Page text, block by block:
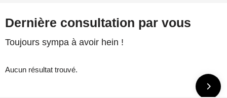
Dernière consultation par vous
Toujours sympa à avoir hein !
Aucun résultat trouvé.